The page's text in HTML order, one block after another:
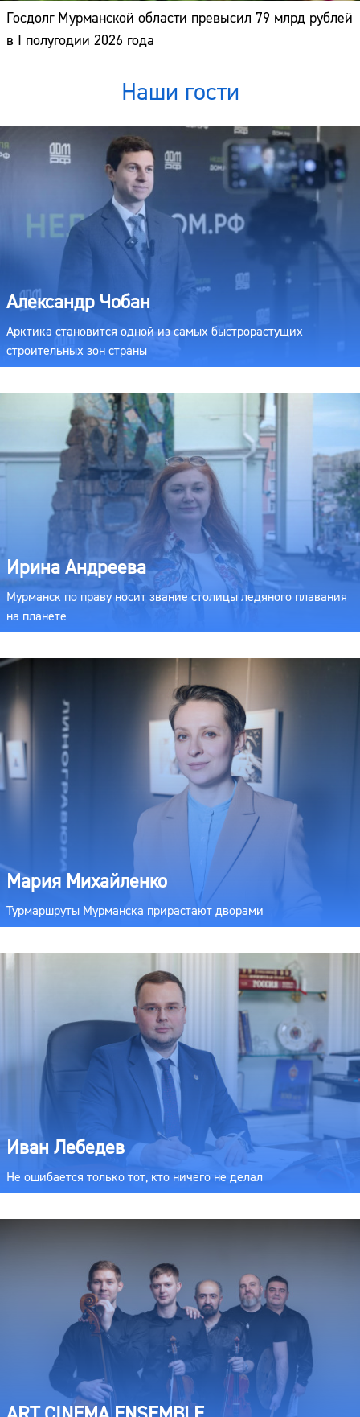
Госдолг Мурманской области превысил 79 млрд рублей
в I полугодии 2026 года
Наши гости
Александр Чобан
Арктика становится одной из самых быстрорастущих
строительных зон страны
Ирина Андреева
Мурманск по праву носит звание столицы ледяного плавания
на планете
Мария Михайленко
Турмаршруты Мурманска прирастают дворами
Иван Лебедев
Не ошибается только тот, кто ничего не делал